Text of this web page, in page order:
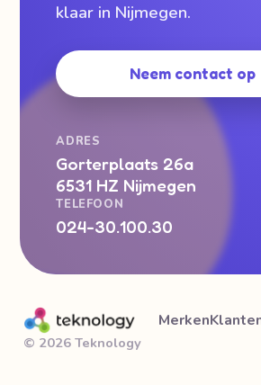
klaar in Nijmegen.
Neem contact op
ADRES
Gorterplaats 26a
6531 HZ Nijmegen
TELEFOON
024-30.100.30
Merken
© 2026 Teknology